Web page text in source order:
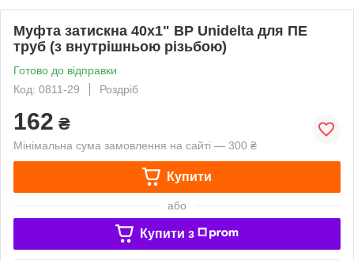
Муфта затискна 40х1" ВР Unidelta для ПЕ
труб (з внутрішньою різьбою)
Готово до відправки
Код: 0811-29
Роздріб
162 ₴
Мінімальна сума замовлення на сайті — 300 ₴
Купити
або
Купити з